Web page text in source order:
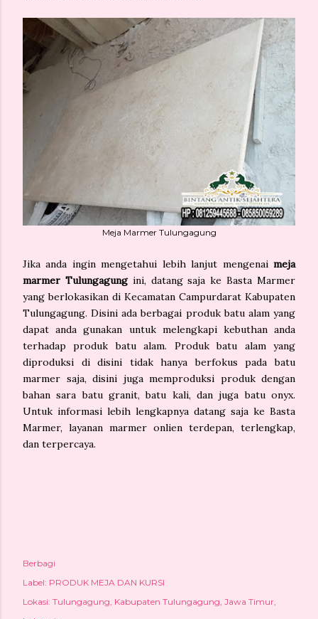
Meja Marmer Tulungagung
Jika anda ingin mengetahui lebih lanjut mengenai meja
marmer Tulungagungini, datang saja ke Basta Marmer
yang berlokasikan di Kecamatan Campurdarat Kabupaten
Tulungagung. Disini ada berbagai produk batu alam yang
dapat anda gunakan untuk melengkapi kebuthan anda
terhadap produk batu alam. Produk batu alam yang
diproduksi di disini tidak hanya berfokus pada batu
marmer saja, disini juga memproduksi produk dengan
bahan sara batu granit, batu kali, dan juga batu onyx.
Untuk informasi lebih lengkapnya datang saja ke Basta
Marmer, layanan marmer onlien terdepan, terlengkap,
dan terpercaya.
Berbagi
Label: PRODUK MEJA DAN KURSI
Lokasi: Tulungagung, Kabupaten Tulungagung, Jawa Timur,